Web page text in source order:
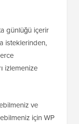
günlüğü içerir
isteklerinden,
izlemenize
ve
için WP